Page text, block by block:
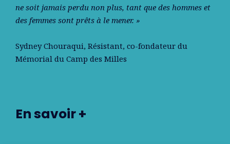
ne soit jamais perdu non plus, tant que des hommes et
des femmes sont prêts à le mener. »
Sydney Chouraqui, Résistant, co-fondateur du
Mémorial du Camp des Milles
En savoir +